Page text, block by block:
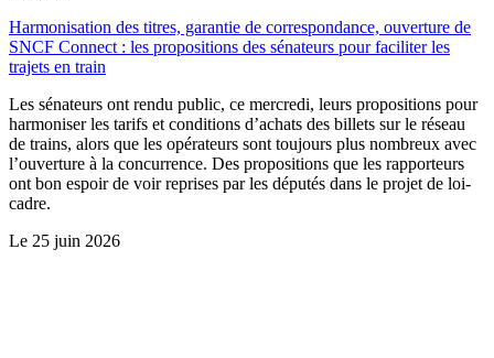
Harmonisation des titres, garantie de correspondance, ouverture de
SNCF Connect : les propositions des sénateurs pour faciliter les
trajets en train
Les sénateurs ont rendu public, ce mercredi, leurs propositions pour
harmoniser les tarifs et conditions d’achats des billets sur le réseau
de trains, alors que les opérateurs sont toujours plus nombreux avec
l’ouverture à la concurrence. Des propositions que les rapporteurs
ont bon espoir de voir reprises par les députés dans le projet de loi-
cadre.
Le 25 juin 2026